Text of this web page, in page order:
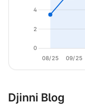
08/25 09/25
0
2
4
Djinni Blog